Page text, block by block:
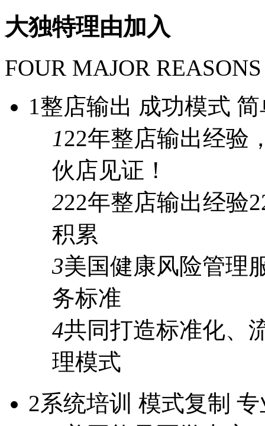
大独特理由加入
FOUR MAJOR REASONS
1整店输出 成功模式
122年整店输出经验
伙店见证！
222年整店输出经验
积累
3美国健康风险管理
务标准
4共同打造标准化、
理模式
2系统培训 模式复制